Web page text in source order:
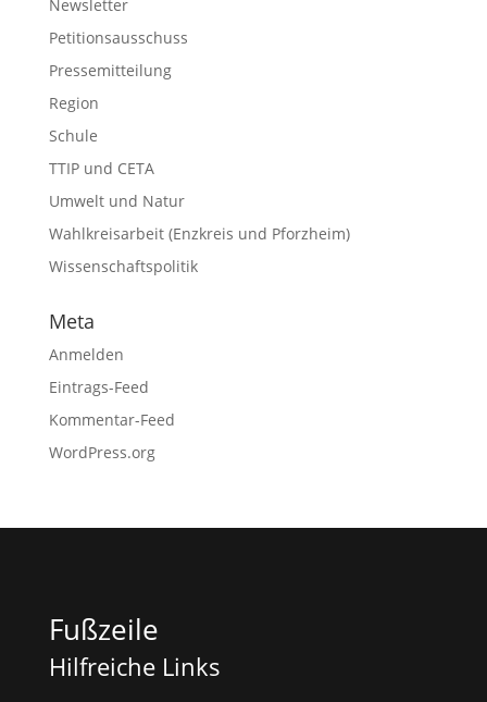
Newsletter
Petitionsausschuss
Pressemitteilung
Region
Schule
TTIP und CETA
Umwelt und Natur
Wahlkreisarbeit (Enzkreis und Pforzheim)
Wissenschaftspolitik
Meta
Anmelden
Eintrags-Feed
Kommentar-Feed
WordPress.org
Fußzeile
Hilfreiche Links